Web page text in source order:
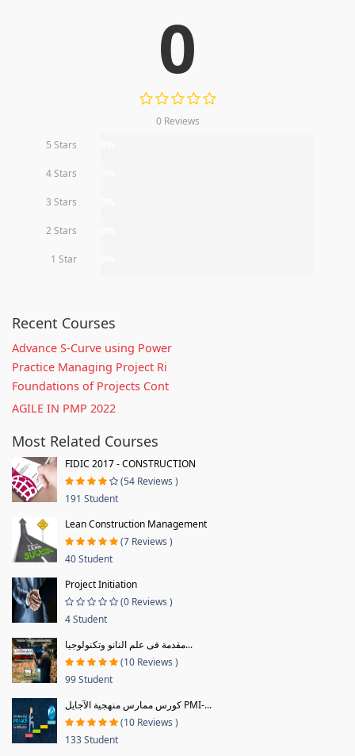
0
0 Reviews
5 Stars
4 Stars
3 Stars
2 Stars
1 Star
Recent Courses
Advance S-Curve using Power
Practice Managing Project Ri
Foundations of Projects Cont
AGILE IN PMP 2022
Most Related Courses
FIDIC 2017 - CONSTRUCTION
(54 Reviews )
191 Student
Lean Construction Management
(7 Reviews )
40 Student
Project Initiation
(0 Reviews )
4 Student
مقدمة فى علم النانو وتكنولوجيا...
(10 Reviews )
99 Student
كورس ممارس منهجية الآجايل PMI-...
(10 Reviews )
133 Student